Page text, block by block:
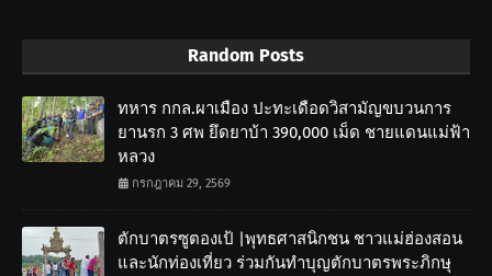
Random Posts
ทหาร กกล.ผาเมือง ปะทะเดือดวิสามัญขบวนการ
ยานรก 3 ศพ ยึดยาบ้า 390,000 เม็ด ชายแดนแม่ฟ้า
หลวง
กรกฎาคม 29, 2569
ตักบาตรซูตองเป้ |พุทธศาสนิกชน ชาวแม่ฮ่องสอน
และนักท่องเที่ยว ร่วมกันทำบุญตักบาตรพระภิกษุ